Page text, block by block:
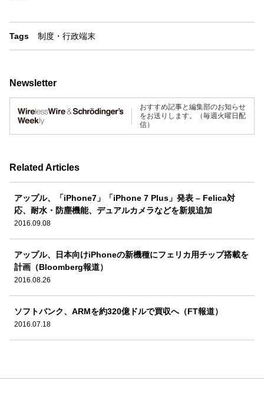
Tags 制度・行政端末
Newsletter
おすすめ記事と編集部のお知らせ
をお送りします。（毎週火曜日配
信）
Related Articles
アップル、「iPhone7」「iPhone 7 Plus」発表 – Felica対
応、耐水・防塵機能、デュアルカメラなどを新規追加
2016.09.08
アップル、日本向けiPhoneの新機種にフェリカ用チップ搭載を
計画（Bloomberg報道）
2016.08.26
ソフトバンク、ARMを約320億ドルで買収へ（FT報道）
2016.07.18